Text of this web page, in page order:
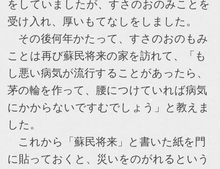
をしていましたが、すさのおのみことを
受け入れ、厚いもてなしをしました。
その後何年かたって、すさのおのもみ
ことは再び蘇民将来の家を訪れて、「も
し悪い病気が流行することがあったら、
茅の輪を作って、腰につけていれば病気
にかからないですむでしょう」と教えま
した。
これから「蘇民将来」と書いた紙を門
に貼っておくと、災いをのがれるという